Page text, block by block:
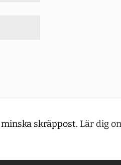
skräppost. Lär dig